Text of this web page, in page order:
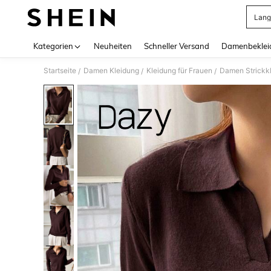
Kategorien Neuheiten Schneller Versand
Startseite / Damen Kleidung / Kleidung für Frauen / Damen